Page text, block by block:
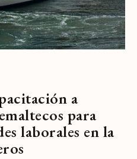
a
para
laborales en la